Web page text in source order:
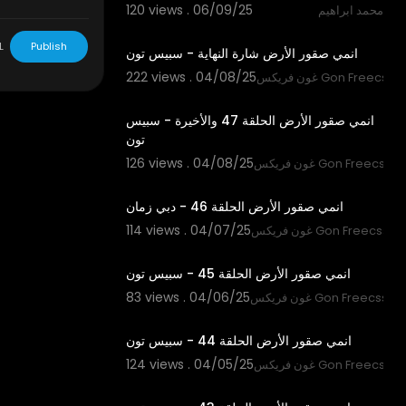
120 views . 06/09/25
محمد ابراهيم
انمي صقور الأرض شارة النهاية - سبيس تون
222 views . 04/08/25
غون فريكس Gon Freecss
انمي صقور الأرض الحلقة 47 والأخيرة - سبيس
تون
126 views . 04/08/25
غون فريكس Gon Freecss
انمي صقور الأرض الحلقة 46 - دبي زمان
114 views . 04/07/25
غون فريكس Gon Freecss
انمي صقور الأرض الحلقة 45 - سبيس تون
83 views . 04/06/25
غون فريكس Gon Freecss
انمي صقور الأرض الحلقة 44 - سبيس تون
124 views . 04/05/25
غون فريكس Gon Freecss
Publish